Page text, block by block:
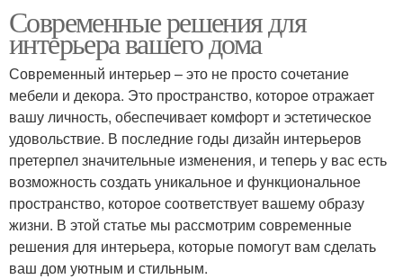
Современные решения для
интерьера вашего дома
Современный интерьер – это не просто сочетание
мебели и декора. Это пространство, которое отражает
вашу личность, обеспечивает комфорт и эстетическое
удовольствие. В последние годы дизайн интерьеров
претерпел значительные изменения, и теперь у вас есть
возможность создать уникальное и функциональное
пространство, которое соответствует вашему образу
жизни. В этой статье мы рассмотрим современные
решения для интерьера, которые помогут вам сделать
ваш дом уютным и стильным.